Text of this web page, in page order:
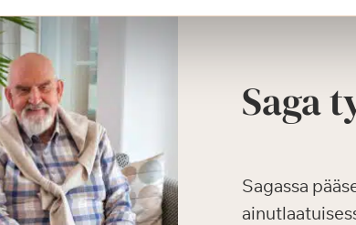
Saga
Sagassa